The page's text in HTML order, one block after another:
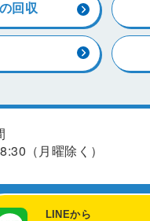
回収
（月曜除く）
LINEから